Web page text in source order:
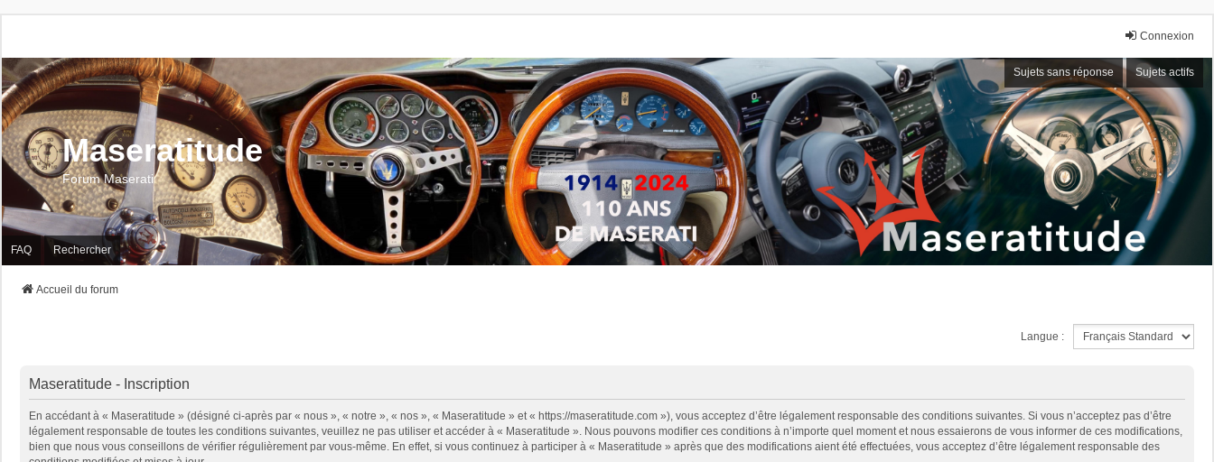
Connexion
Sujets sans réponse Sujets actifs
Maseratitude
Forum Maserati
FAQ Rechercher
Accueil du forum
Langue :
Maseratitude - Inscription
En accédant à « Maseratitude » (désigné ci-après par « nous », « notre », « nos », « Maseratitude » et « https://maseratitude.com »), vous acceptez d’être légalement responsable des conditions suivantes. Si vous n’acceptez pas d’être
légalement responsable de toutes les conditions suivantes, veuillez ne pas utiliser et accéder à « Maseratitude ». Nous pouvons modifier ces conditions à n’importe quel moment et nous essaierons de vous informer de ces modifications,
bien que nous vous conseillons de vérifier régulièrement par vous-même. En effet, si vous continuez à participer à « Maseratitude » après que des modifications aient été effectuées, vous acceptez d’être légalement responsable des